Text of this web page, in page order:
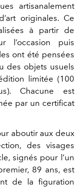
artisanalement
originales. Ce
à partir de
l’occasion puis
ont été pensées
des objets usuels
limitée (100
Chacune est
par un certificat
aboutir aux deux
des visages
signés pour l’un
89 ans, est
de la figuration